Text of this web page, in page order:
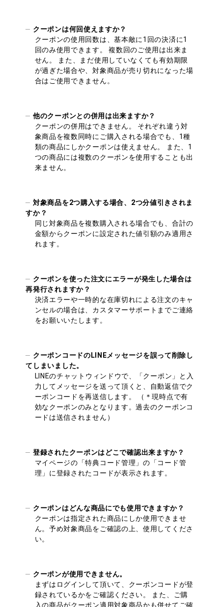
クーポンは何回使えますか？
クーポンの使用回数は、基本敵に1回の決済に1
回のみ使用できます。 複数回のご使用は出来ま
せん。 また、まだ使用していなくても有効期限
が過ぎた場合や、対象商品が売り切れになった場
合はご使用できません。
他のクーポンとの併用は出来ますか？
クーポンの併用はできません。 それぞれ違う対
象商品を複数同時にご購入される場合でも、1種
類の商品にしかクーポンは使えません。 また、1
つの商品には複数のクーポンを使用することも出
来ません。
対象商品を2つ購入する場合、2つ分値引きされま
すか？
同じ対象商品を複数購入される場合でも、合計の
金額からクーポンに設定された値引額のみ適用さ
れます。
クーポンを使った注文にエラーが発生した場合は
再発行されますか？
決済エラーや一時的な在庫切れによる注文のキャ
ンセルの場合は、カスタマーサポートまでご連絡
をお願いいたします。
クーポンコードのLINEメッセージを誤って削除し
てしまいました。
LINEのチャットウィンドウで、「クーポン」と入
力してメッセージを送って頂くと、自動返信でク
ーポンコードを再送信します。 （＊現時点で有
効なクーポンのみとなります。過去のクーポンコ
ードは送信されません）
登録されたクーポンはどこで確認出来ますか？
マイページの「特典コード管理」の「コード管
理」に登録されたコードが表示されます。
クーポンはどんな商品にでも使用できますか？
クーポンは指定された商品にしか使用できませ
ん。予め対象商品をご確認の上、使用してくださ
い。
クーポンが使用できません。
まずはログインして頂いて、クーポンコードが登
録されているかをご確認ください。 また、ご購